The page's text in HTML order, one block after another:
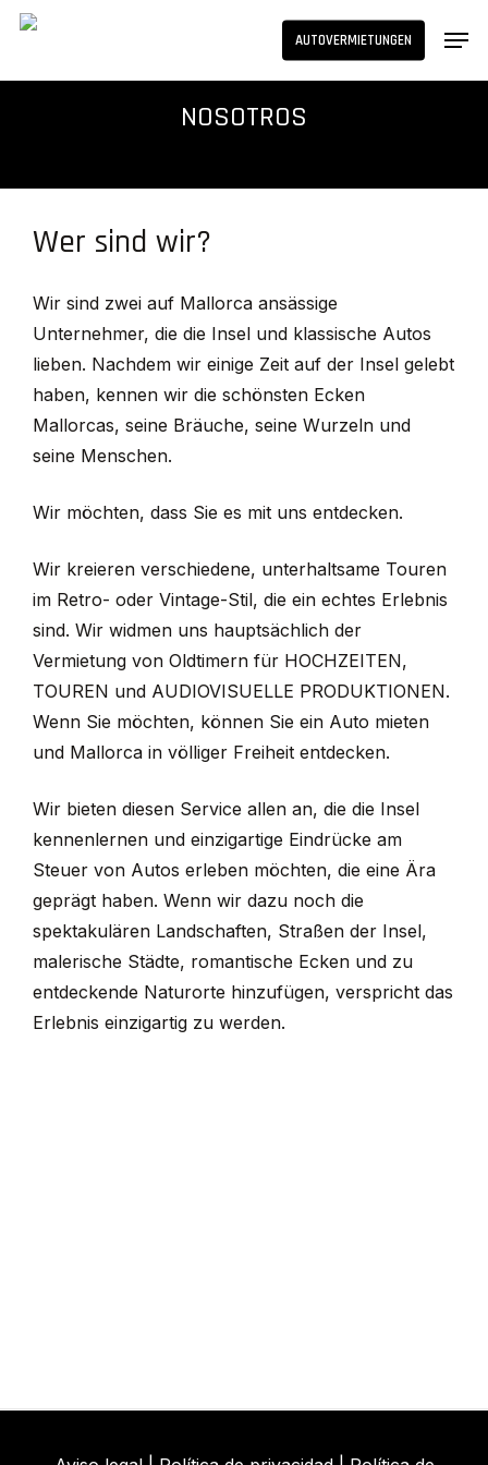
Skip
main
AUTOVERMIETUNGEN
NOSOTROS
Wer sind wir?
Wir sind zwei auf Mallorca ansässige
Unternehmer, die die Insel und klassische Autos
lieben. Nachdem wir einige Zeit auf der Insel gelebt
haben, kennen wir die schönsten Ecken
Mallorcas, seine Bräuche, seine Wurzeln und
seine Menschen.
Wir möchten, dass Sie es mit uns entdecken.
Wir kreieren verschiedene, unterhaltsame Touren
im Retro- oder Vintage-Stil, die ein echtes Erlebnis
sind. Wir widmen uns hauptsächlich der
Vermietung von Oldtimern für HOCHZEITEN,
TOUREN und AUDIOVISUELLE PRODUKTIONEN.
Wenn Sie möchten, können Sie ein Auto mieten
und Mallorca in völliger Freiheit entdecken.
Wir bieten diesen Service allen an, die die Insel
kennenlernen und einzigartige Eindrücke am
Steuer von Autos erleben möchten, die eine Ära
geprägt haben. Wenn wir dazu noch die
spektakulären Landschaften, Straßen der Insel,
malerische Städte, romantische Ecken und zu
entdeckende Naturorte hinzufügen, verspricht das
Erlebnis einzigartig zu werden.